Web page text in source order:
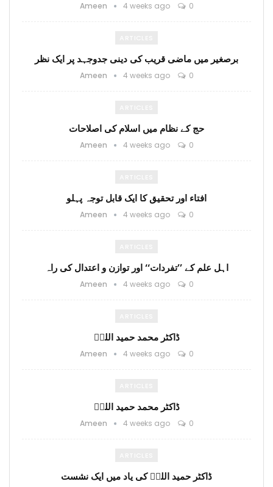
Ameen 4 weeks ago 0
برصغیر میں ماضی قریب کی دینی جدوجہد پر ایک نظر
Ameen 4 weeks ago 0
حج کے نظام میں اسلام کی اصلاحات
Ameen 4 weeks ago 0
افتاء اور تحقیق کا ایک قابل توجہ پہلو
Ameen 4 weeks ago 0
اہل علم کے ’’تفردات‘‘ اور توازن و اعتدال کی راہ
Ameen 4 weeks ago 0
ڈاکٹر محمد حمید اللہؒ
Ameen 4 weeks ago 0
ڈاکٹر محمد حمید اللہؒ
Ameen 4 weeks ago 0
ڈاکٹر حمید اللہؒ کی یاد میں ایک نشست